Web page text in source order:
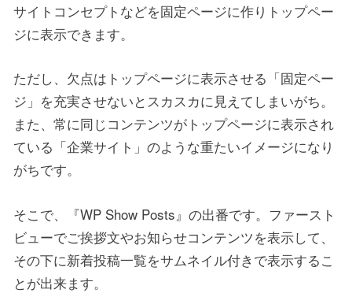
サイトコンセプトなどを固定ページに作りトップペー
ジに表示できます。
ただし、欠点はトップページに表示させる「固定ペー
ジ」を充実させないとスカスカに見えてしまいがち。
また、常に同じコンテンツがトップページに表示され
ている「企業サイト」のような重たいイメージになり
がちです。
そこで、『WP Show Posts』の出番です。ファースト
ビューでご挨拶文やお知らせコンテンツを表示して、
その下に新着投稿一覧をサムネイル付きで表示するこ
とが出来ます。